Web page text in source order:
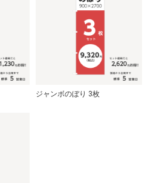
ジャンボのぼり 3枚